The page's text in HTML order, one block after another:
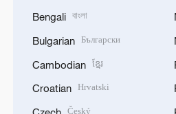
Bengali বাংলা
Bulgarian Български
Cambodian ខ្មែរ
Croatian Hrvatski
Český